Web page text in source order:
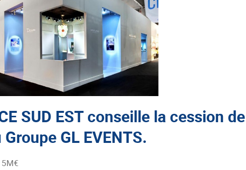
SUD EST conseille la cession de
GL EVENTS.
5M€